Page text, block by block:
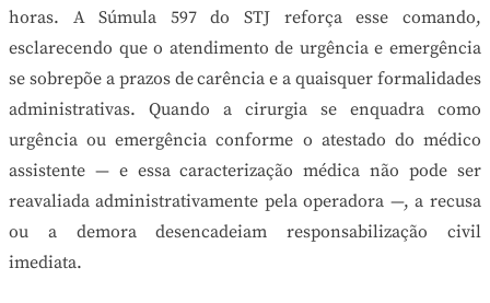
horas. A Súmula 597 do STJ reforça esse comando,
esclarecendo que o atendimento de urgência e emergência
se sobrepõe a prazos de carência e a quaisquer formalidades
administrativas. Quando a cirurgia se enquadra como
urgência ou emergência conforme o atestado do médico
assistente — e essa caracterização médica não pode ser
reavaliada administrativamente pela operadora —, a recusa
ou a demora desencadeiam responsabilização civil
imediata.